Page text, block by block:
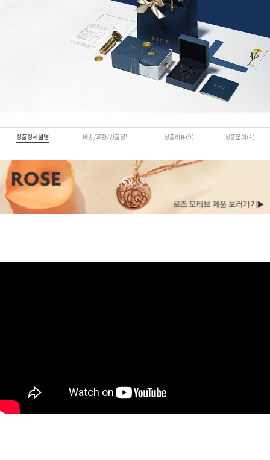
상품상세설명 배송/교환/반품정보 상품리뷰(9) 상품문의(4)